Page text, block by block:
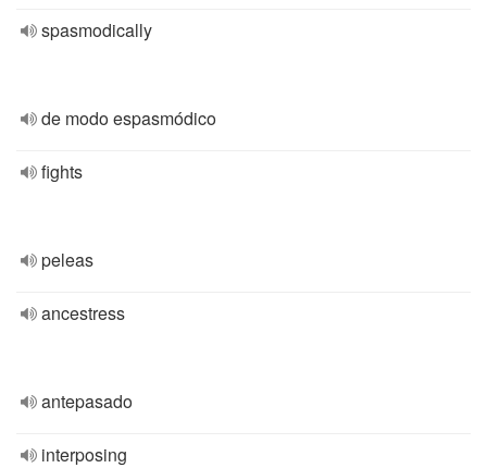
spasmodically
de modo espasmódico
fights
peleas
ancestress
antepasado
interposing